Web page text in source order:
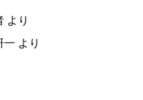
より
一 より